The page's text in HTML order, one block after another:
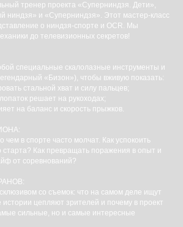
тренер проекта «Суперниндзя. Дети»,
ниндзя» и «Суперниндзя». Этот мастер-класс
о ниндзя-спорте и OCR. Мы
до телевизионных секретов!
специальные скалолазные инструменты и
«Бизон»), чтобы вживую показать:
стальной хват и силу пальцев;
решает на рукоходах;
на баланс и скорость прыжков.
чем в спорте часто молчат. Как успокоить
старта? Как превращать поражения в опыт и
от соревнований?
со съемок: что на самом деле ищут
цепляют зрителей и почему в проект
сильные, но и самые интересные